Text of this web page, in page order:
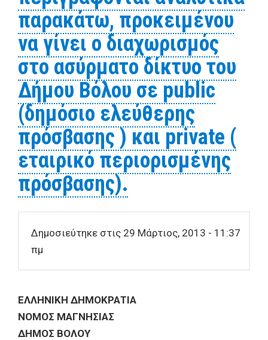
παρακάτω, προκειμένου
να γίνει ο διαχωρισμός
στο ασύρματο δίκτυο του
Δήμου Βόλου σε public
(δημόσιο ελεύθερης
πρόσβασης ) και private (
εταιρικό περιορισμένης
πρόσβασης).
Δημοσιεύτηκε στις 29 Μάρτιος, 2013 - 11:37
πμ
ΕΛΛΗΝΙΚΗ ΔΗΜΟΚΡΑΤΙΑ
ΝΟΜΟΣ ΜΑΓΝΗΣΙΑΣ
ΔΗΜΟΣ ΒΟΛΟΥ